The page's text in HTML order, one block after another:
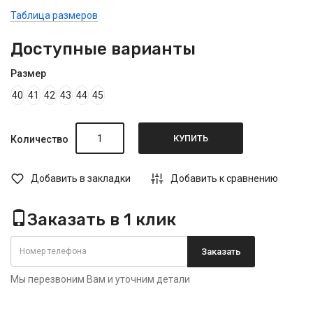
Таблица размеров
Доступные варианты
Размер
40 41 42 43 44 45
Количество КУПИТЬ
Добавить в закладки Добавить к сравнению
Заказать в 1 клик
Заказать
Мы перезвоним Вам и уточним детали